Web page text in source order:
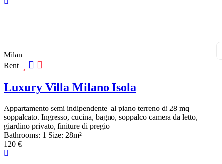
Milan
Rent
Luxury Villa Milano Isola
Appartamento semi indipendente al piano terreno di 28 mq
soppalcato. Ingresso, cucina, bagno, soppalco camera da letto,
giardino privato, finiture di pregio
Bathrooms: 1 Size: 28m²
120 €